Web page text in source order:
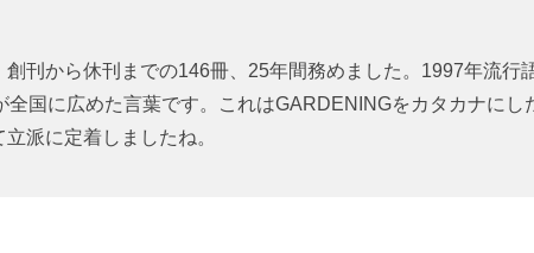
刊から休刊までの146冊、25年間務めました。1997年流行
国に広めた言葉です。これはGARDENINGをカタカナにし
派に定着しましたね。